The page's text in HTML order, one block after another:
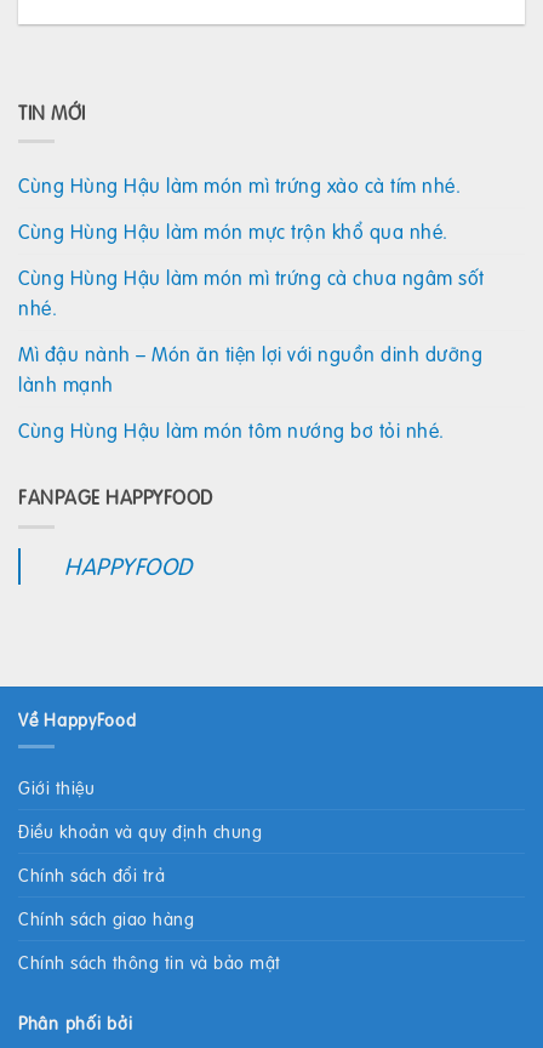
TIN MỚI
Cùng Hùng Hậu làm món mì trứng xào cà tím nhé.
Cùng Hùng Hậu làm món mực trộn khổ qua nhé.
Cùng Hùng Hậu làm món mì trứng cà chua ngâm sốt
nhé.
Mì đậu nành – Món ăn tiện lợi với nguồn dinh dưỡng
lành mạnh
Cùng Hùng Hậu làm món tôm nướng bơ tỏi nhé.
FANPAGE HAPPYFOOD
HAPPYFOOD
Về HappyFood
Giới thiệu
Điều khoản và quy định chung
Chính sách đổi trả
Chính sách giao hàng
Chính sách thông tin và bảo mật
Phân phối bởi